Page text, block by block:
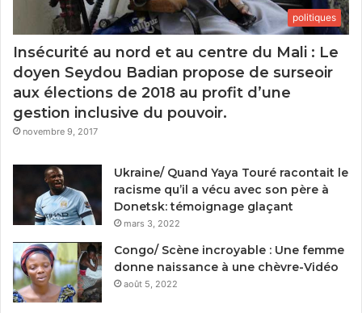
politiques
Insécurité au nord et au centre du Mali : Le
doyen Seydou Badian propose de surseoir
aux élections de 2018 au profit d’une
gestion inclusive du pouvoir.
novembre 9, 2017
Ukraine/ Quand Yaya Touré racontait le
racisme qu’il a vécu avec son père à
Donetsk: témoignage glaçant
mars 3, 2022
Congo/ Scène incroyable : Une femme
donne naissance à une chèvre-Vidéo
août 5, 2022